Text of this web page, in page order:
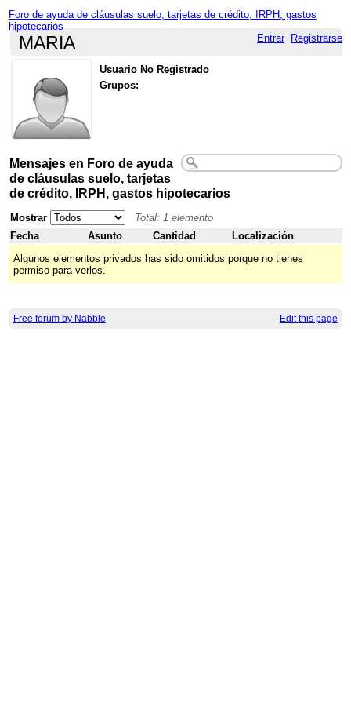
Foro de ayuda de cláusulas suelo, tarjetas de crédito, IRPH, gastos
hipotecarios
Entrar
Registrarse
MARIA
Usuario No Registrado
Grupos:
Mensajes en Foro de ayuda
de cláusulas suelo, tarjetas
de crédito, IRPH, gastos hipotecarios
Mostrar
Total: 1 elemento
Fecha
Asunto Cantidad
Localización
Algunos elementos privados has sido omitidos porque no tienes
permiso para verlos.
Free forum by Nabble Edit this page